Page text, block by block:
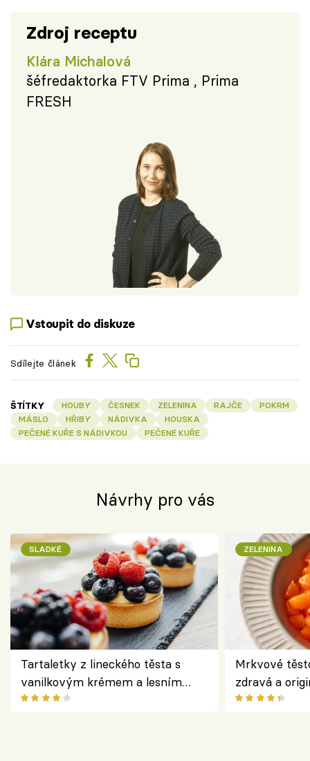
Zdroj receptu
Klára Michalová
šéfredaktorka FTV Prima , Prima
FRESH
Vstoupit do diskuze
Sdílejte článek
ŠTÍTKY HOUBY ČESNEK ZELENINA RAJČE
POKRM
MÁSLO
HŘIBY NÁDIVKA
HOUSKA
PEČENÉ KUŘE S NÁDIVKOU
PEČENÉ KUŘE
Návrhy pro vás
SLADKÉ
Tartaletky z lineckého těsta s
vanilkovým krémem a lesním
ovocem podle Bread Society
ZELENINA
Mrkvové
zdravá a
klasiky